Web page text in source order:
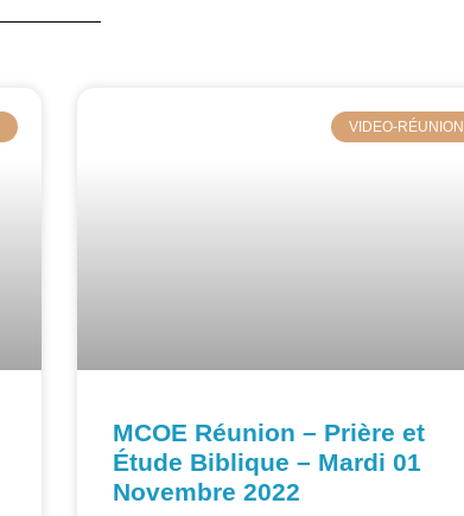
VIDEO-RÉUNION
MCOE Réunion – Prière et
Étude Biblique – Mardi 01
Novembre 2022